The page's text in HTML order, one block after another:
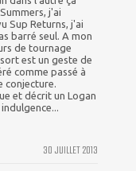
j'ai
Sup Returns, j'ai
barré seul. A mon
de tournage
est un geste de
comme passé à
conjecture.
et décrit un Logan
30 JUILLET 2013